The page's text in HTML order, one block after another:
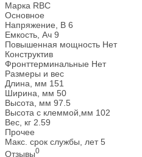
Марка RBC
Основное
Напряжение, В 6
Емкость, Ач 9
Повышенная мощность Нет
Конструктив
Фронттерминальные Нет
Размеры и вес
Длина, мм 151
Ширина, мм 50
Высота, мм 97.5
Высота с клеммой,мм 102
Вес, кг 2.59
Прочее
Макс. срок службы, лет 5
Отзывы0